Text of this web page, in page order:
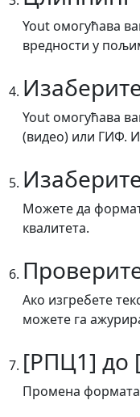
Yout омогућава
вредности у
Yout омогућава
(видео) или ГИФ.
Можете да
квалитета.
Ако изгребете
можете га
[РПЦ1] до
Промена